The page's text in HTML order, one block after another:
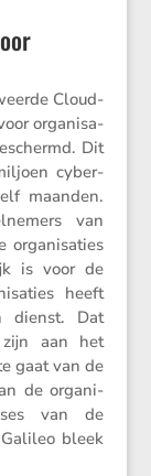
Cloud­
organi­sa­
Dit
cyber­
maanden.
van
organi­sa­ties
is voor de
heeft
dienst. Dat
aan het
gaat van de
de organi­
van de
bleek